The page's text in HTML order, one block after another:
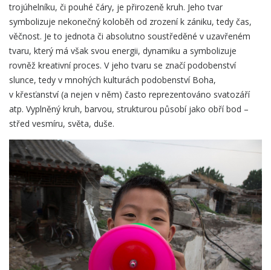
trojúhelníku, či pouhé čáry, je přirozeně kruh. Jeho tvar
symbolizuje nekonečný koloběh od zrození k zániku, tedy čas,
věčnost. Je to jednota či absolutno soustředěné v uzavřeném
tvaru, který má však svou energii, dynamiku a symbolizuje
rovněž kreativní proces. V jeho tvaru se značí podobenství
slunce, tedy v mnohých kulturách podobenství Boha,
v křesťanství (a nejen v něm) často reprezentováno svatozáří
atp. Vyplněný kruh, barvou, strukturou působí jako obří bod –
střed vesmíru, světa, duše.